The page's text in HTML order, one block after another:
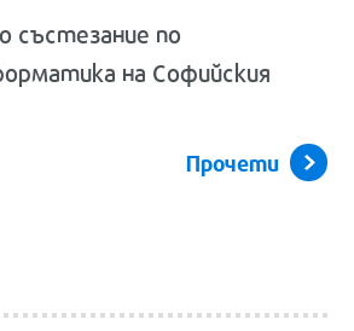
състезание по
на Софийския
Прочети